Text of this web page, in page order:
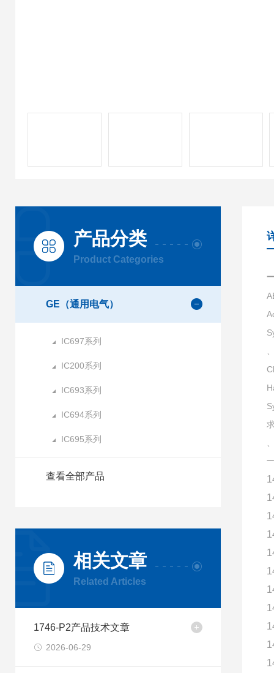
产品分类
Product Categories
GE（通用电气）
IC697系列
IC200系列
IC693系列
IC694系列
IC695系列
查看全部产品
相关文章
Related Articles
1746-P2产品技术文章
2026-06-29